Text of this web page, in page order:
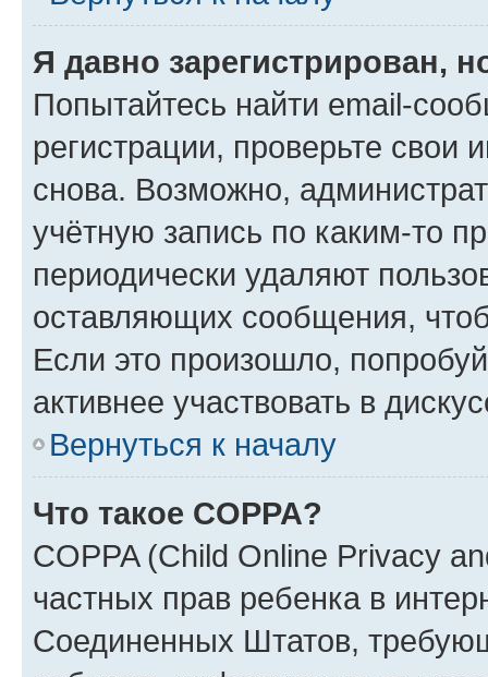
Я давно зарегистрирован,
Попытайтесь найти email-
регистрации, проверьте свои
снова. Возможно,
учётную запись по каким-то
периодически удаляют
оставляющих сообщения,
Если это произошло,
активнее участвовать в
Вернуться к началу
Что такое COPPA?
COPPA (Child Online Privacy
частных прав ребенка в
Соединенных Штатов,